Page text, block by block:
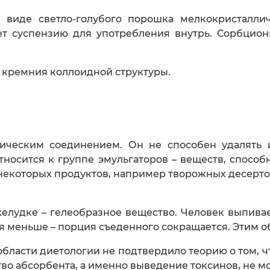
светло-голубого порошка
суспензию для употребления внутрь.
коллоидной структуры.
соединением. Он не способен удалять
к группе эмульгаторов – веществ,
продуктов, например творожных
– гелеобразное вещество. Человек
меньше – порция съеденного сокращается. Этим
диетологии не подтвердило теорию о
абсорбента, а именно выведение токсинов, не